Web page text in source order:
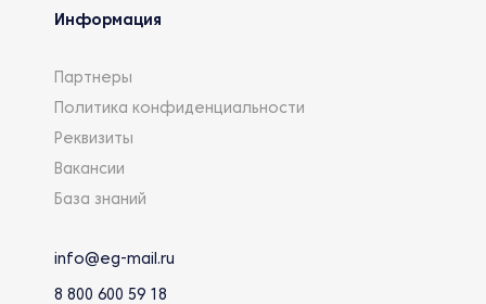
Информация
Партнеры
Политика конфиденциальности
Реквизиты
Вакансии
База знаний
info@eg-mail.ru
8 800 600 59 18